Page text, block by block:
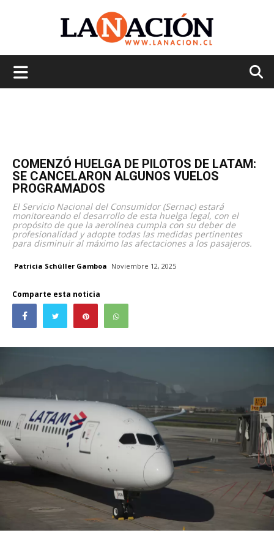
COMENZÓ HUELGA DE PILOTOS DE LATAM:
SE CANCELARON ALGUNOS VUELOS
PROGRAMADOS
El Servicio Nacional del Consumidor (Sernac) estará
monitoreando el desarrollo de esta huelga legal, con el
propósito de que la aerolínea cumpla con su deber de
profesionalidad y adopte todas las medidas pertinentes
para disminuir al máximo las afectaciones a los pasajeros.
Patricia Schüller Gamboa Noviembre 12, 2025
Comparte esta noticia